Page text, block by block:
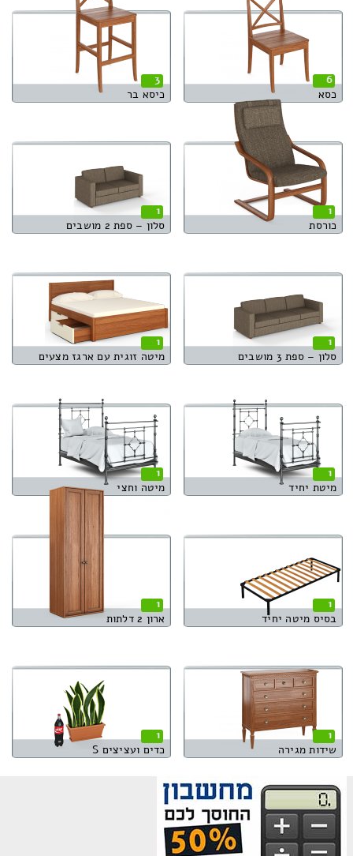
6
כסא
3
כיסא בר
1
כורסת
1
סלון – ספת 2 מושבים
1
סלון – ספת 3 מושבים
1
מיטה זוגית עם ארגז מצעים
1
מיטת יחיד
1
מיטה וחצי
1
בסיס מיטה יחיד
1
ארון 2 דלתות
1
שידות מגירה
1
כדים ועציצים S